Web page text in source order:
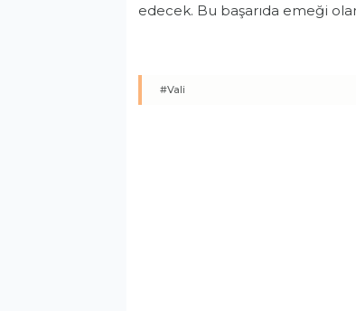
edecek. Bu başarıda emeği
#Vali